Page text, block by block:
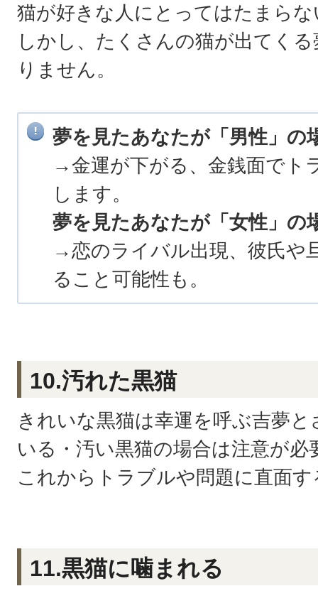
猫が好きな人にとってはたまら
しかし、たくさんの猫が出てく
りません。
夢を見たあなたが「男性」の
→金運が下がる、金銭面でト
します。
夢を見たあなたが「女性」の
→恋のライバル出現、彼氏や
ること可能性も。
10.汚れた黒猫
きれいな黒猫は幸運を呼ぶ吉夢
いる・汚い黒猫の場合は注意が必
これからトラブルや問題に直面
11.黒猫に噛まれる